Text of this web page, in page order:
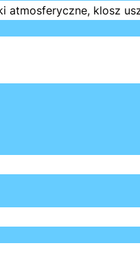
klosz